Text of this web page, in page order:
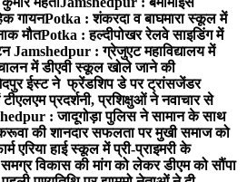
गायनPotka : शंकरदा व बाघमारा स्कूल में
मौतPotka : हल्दीपोखर रेलवे साइडिंग में
Jamshedpur : ग्रेजुएट महाविद्यालय में
में डीएवी स्कूल खोले जाने की
ईस्ट ने फ्रेंडशिप डे पर ट्रांसजेंडर
प्रदर्शनी, प्रशिक्षुओं ने नवाचार से
: जादूगोड़ा पुलिस ने सामान के साथ
की शानदार सफलता पर मुखी समाज को
एरिया हाई स्कूल में प्री-प्राइमरी के
विकास की मांग को लेकर डीएम को सौंपा